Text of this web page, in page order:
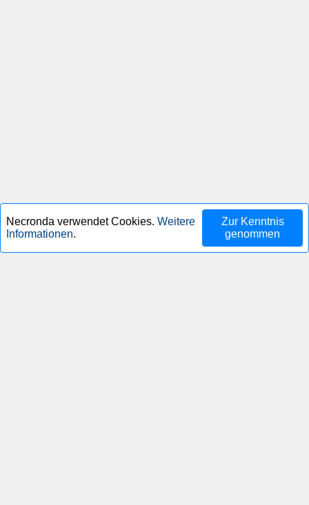
Necronda verwendet Cookies. Weitere
Informationen.
Zur Kenntnis
genommen